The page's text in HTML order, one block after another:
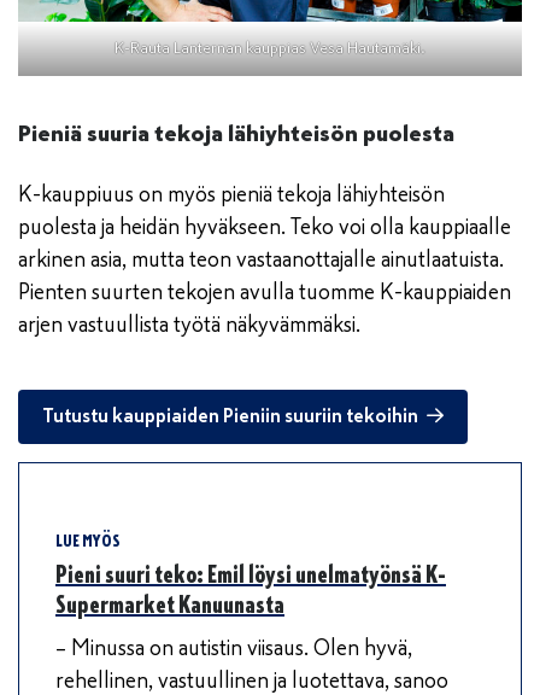
K-Rauta Lanternan kauppias Vesa Hautamäki.
Pieniä suuria tekoja lähiyhteisön puolesta
K-kauppiuus on myös pieniä tekoja lähiyhteisön
puolesta ja heidän hyväkseen. Teko voi olla kauppiaalle
arkinen asia, mutta teon vastaanottajalle ainutlaatuista.
Pienten suurten tekojen avulla tuomme K-kauppiaiden
arjen vastuullista työtä näkyvämmäksi.
Tutustu kauppiaiden Pieniin suuriin tekoihin
LUE MYÖS
Pieni suuri teko: Emil löysi unelmatyönsä K-
Supermarket Kanuunasta
– Minussa on autistin viisaus. Olen hyvä,
rehellinen, vastuullinen ja luotettava, sanoo